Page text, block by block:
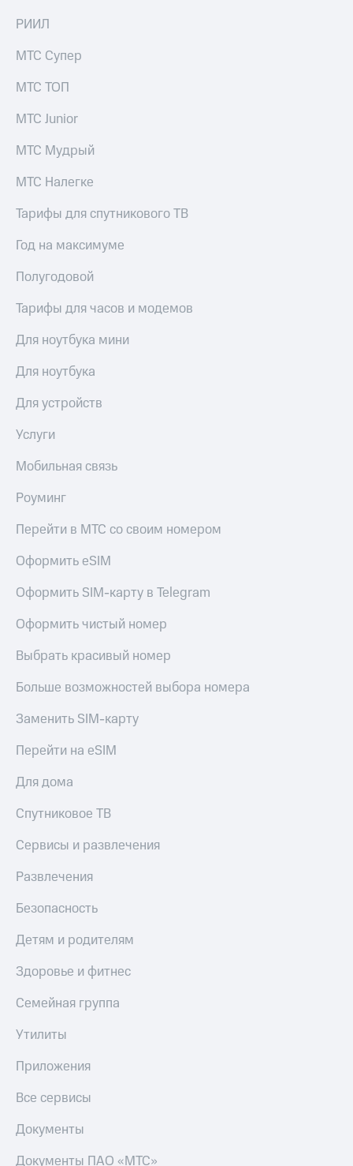
РИИЛ
МТС Супер
МТС ТОП
МТС Junior
МТС Мудрый
МТС Налегке
Тарифы для спутникового ТВ
Год на максимуме
Полугодовой
Тарифы для часов и модемов
Для ноутбука мини
Для ноутбука
Для устройств
Услуги
Мобильная связь
Роуминг
Перейти в МТС со своим номером
Оформить eSIM
Оформить SIM-карту в Telegram
Оформить чистый номер
Выбрать красивый номер
Больше возможностей выбора номера
Заменить SIM-карту
Перейти на eSIM
Для дома
Спутниковое ТВ
Сервисы и развлечения
Развлечения
Безопасность
Детям и родителям
Здоровье и фитнес
Семейная группа
Утилиты
Приложения
Все сервисы
Документы
Документы ПАО «МТС»